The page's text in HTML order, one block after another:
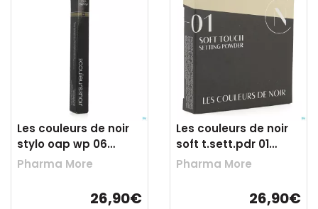
Les couleurs de noir
stylo oap wp 06
burned cedar
Pharma More
26,90€
Les couleurs de noir
soft t.sett.pdr 01
beige 9,5g
Pharma More
26,90€